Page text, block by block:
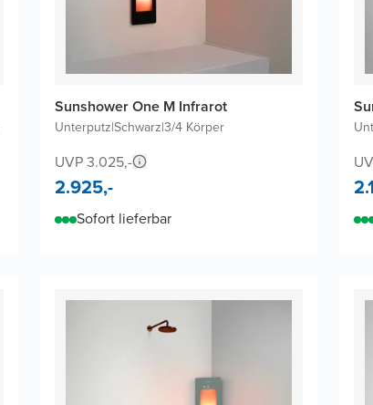
Sunshower One M Infrarot
Unterputz|Schwarz|3/4 Körper
UVP 3.025,-
2.925,-
Sofort lieferbar